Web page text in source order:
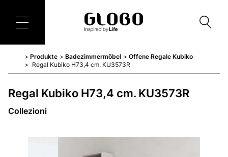
Produkte Badezimmermöbel
Offene Regale Kubiko
Regal Kubiko H73,4 cm. KU3573R
Regal Kubiko H73,4 cm. KU3573R
Collezioni